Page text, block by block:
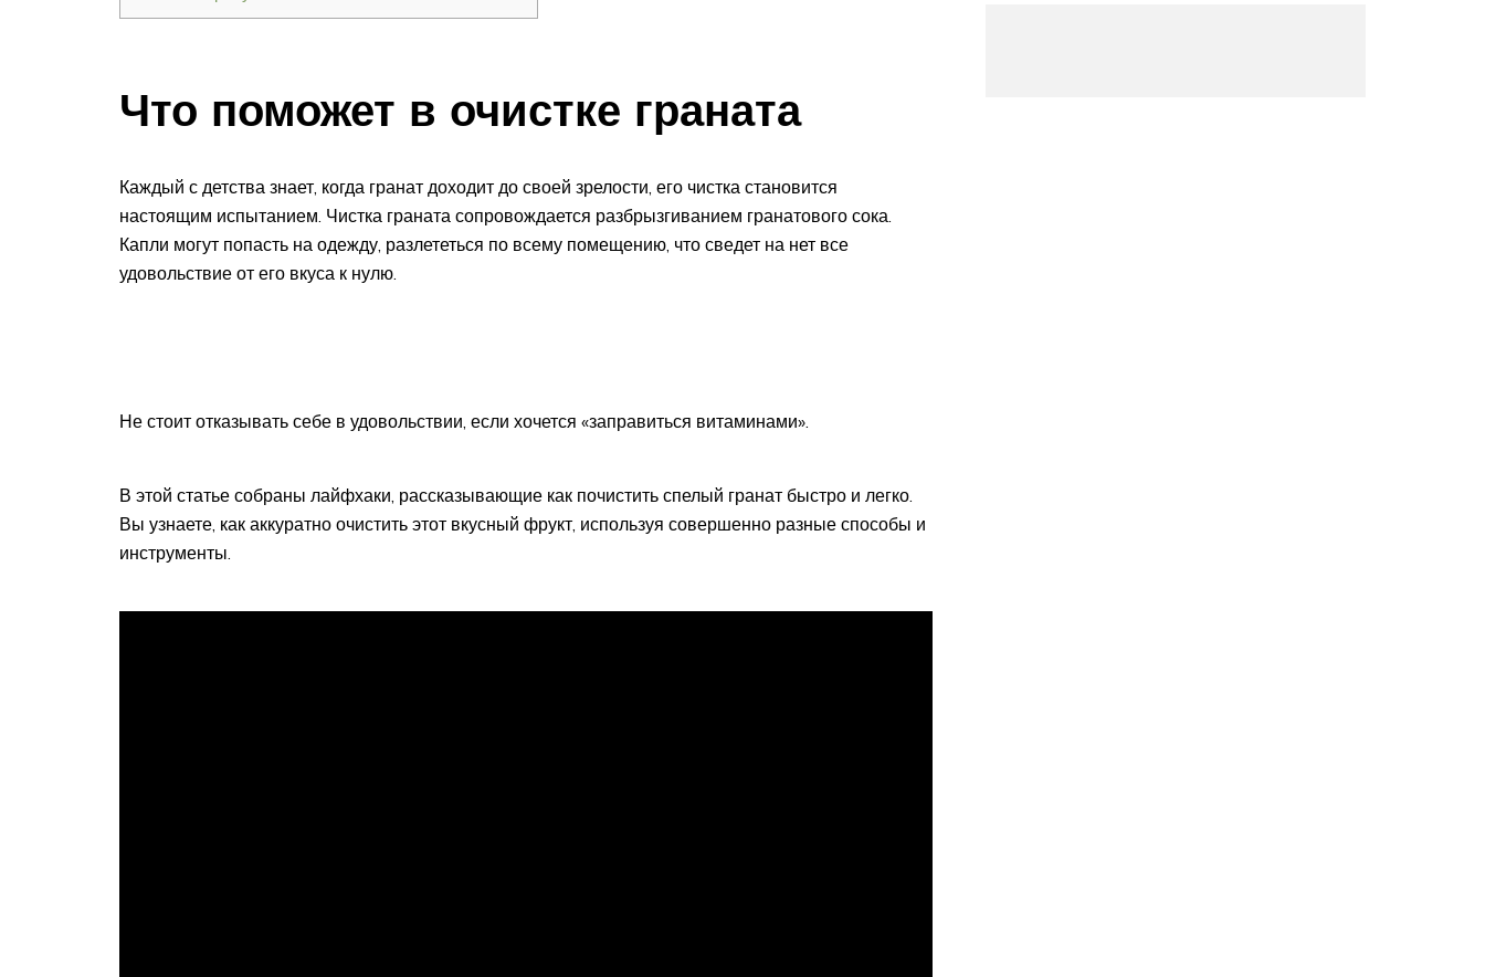
Что поможет в очистке граната
Каждый с детства знает, когда гранат доходит до своей зрелости, его чистка становится
настоящим испытанием. Чистка граната сопровождается разбрызгиванием гранатового сока.
Капли могут попасть на одежду, разлететься по всему помещению, что сведет на нет все
удовольствие от его вкуса к нулю.
Не стоит отказывать себе в удовольствии, если хочется «заправиться витаминами».
В этой статье собраны лайфхаки, рассказывающие как почистить спелый гранат быстро и легко.
Вы узнаете, как аккуратно очистить этот вкусный фрукт, используя совершенно разные способы и
инструменты.